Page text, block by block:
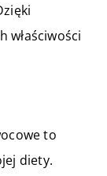
właściwości
to
diety.